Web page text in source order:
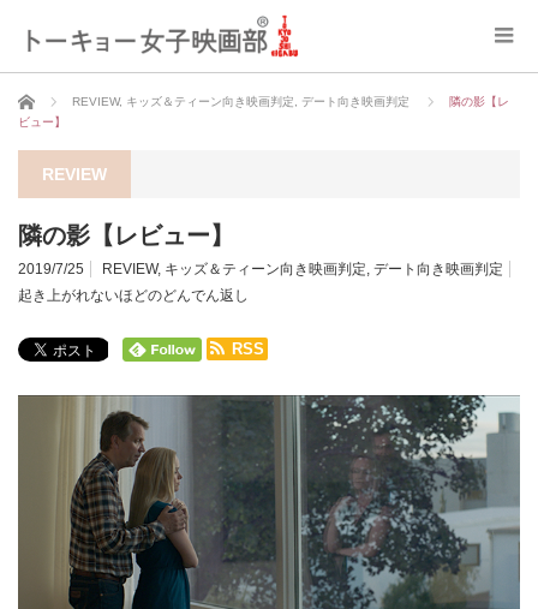
ホーム REVIEW, キッズ＆ティーン向き映画判定 デート向き映画判定
隣の影【レ
ビュー】
REVIEW
隣の影【レビュー】
2019/7/25 REVIEW, キッズ＆ティーン向き映画判定, デート向き映画判定
起き上がれないほどのどんでん返し
RSS